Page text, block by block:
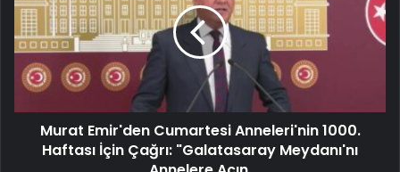
Murat Emir'den Cumartesi Anneleri'nin 1000.
Haftası İçin Çağrı: "Galatasaray Meydanı'nı